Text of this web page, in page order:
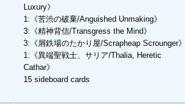
Luxury》
1:《苦渋の破棄/Anguished Unmaking》
3:《精神背信/Transgress the Mind》
3:《屑鉄場のたかり屋/Scrapheap Scrounger》
1:《異端聖戦士、サリア/Thalia, Heretic
Cathar》
15 sideboard cards